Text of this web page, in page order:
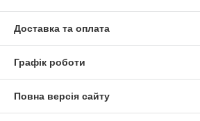
Доставка та оплата
Графік роботи
Повна версія сайту